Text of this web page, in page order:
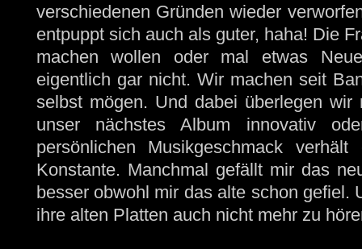
verschiedenen Gründen wieder
entpuppt sich auch als guter, haha! Die
machen wollen oder mal etwas
eigentlich gar nicht. Wir machen seit
selbst mögen. Und dabei überlegen
unser nächstes Album innovativ
persönlichen Musikgeschmack
Konstante. Manchmal gefällt mir das
besser obwohl mir das alte schon gefiel.
ihre alten Platten auch nicht mehr zu